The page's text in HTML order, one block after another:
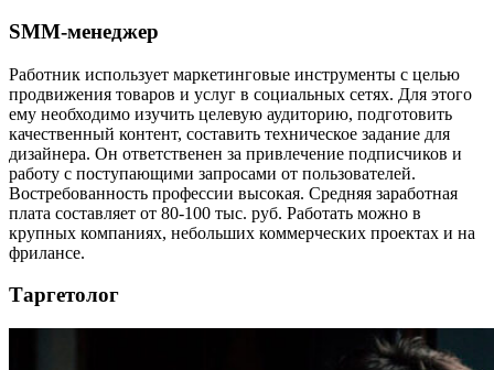
SММ-менеджер
Работник использует маркетинговые инструменты с целью
продвижения товаров и услуг в социальных сетях. Для этого
ему необходимо изучить целевую аудиторию, подготовить
качественный контент, составить техническое задание для
дизайнера. Он ответственен за привлечение подписчиков и
работу с поступающими запросами от пользователей.
Востребованность профессии высокая. Средняя заработная
плата составляет от 80-100 тыс. руб. Работать можно в
крупных компаниях, небольших коммерческих проектах и на
фрилансе.
Таргетолог